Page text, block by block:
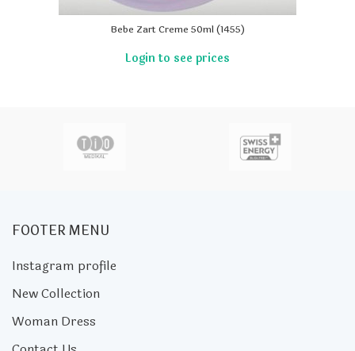
Bebe Zart Creme 50ml (1455)
FOOTER MENU
Instagram profile
New Collection
Woman Dress